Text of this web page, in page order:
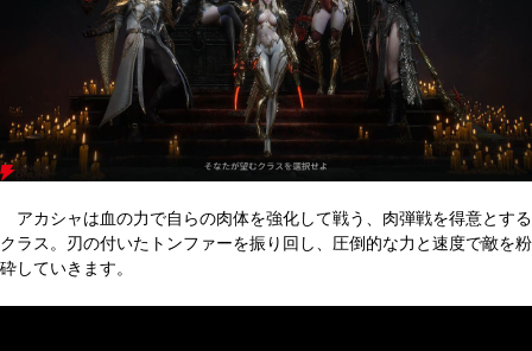
アカシャは血の力で自らの肉体を強化して戦う、肉弾戦を得意とする
クラス。刃の付いたトンファーを振り回し、圧倒的な力と速度で敵を粉
砕していきます。